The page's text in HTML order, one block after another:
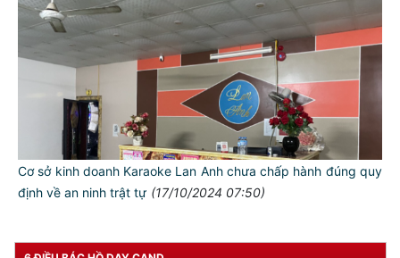
Cơ sở kinh doanh Karaoke Lan Anh chưa chấp hành đúng quy
định về an ninh trật tự (17/10/2024 07:50)
TƯ CÁCH
NGƯỜI CÔNG AN CÁCH MỆNH LÀ:
Đối với tự mình, phải
CẦN, KIỆM, LIÊM, CHÍNH
Đối với đồng sự, phải
THÂN ÁI GIÚP ĐỠ
TUYỆT ĐỐI TRUNG THÀNH